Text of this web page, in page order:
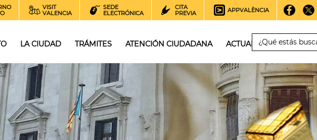
VISIT
VALENCIA
SEDE
ELECTRÓNICA
CITA
PREVIA
APPVALÈNCIA
LA CIUDAD TRÁMITES ATENCIÓN CIUDADANA ACTUALIDAD